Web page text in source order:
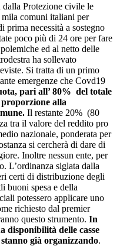
Protezione civile le
mila comuni italiani per
prima necessità a sostegno
poco più di 24 ore per fare
ed al netto delle
ha sollevato
Si tratta di un primo
emergenze che Covd19
pari all’ 80% del totale
alla
Il restante 20% (80
tra il valore del reddito pro
nazionale, ponderata per
si cercherà di dare di
Inoltre nessun ente, per
L’ordinanza siglata dalla
certi di distribuzione degli
buoni spesa e della
potessero applicare uno
richiesto dal premier
questo strumento. In
disponibilità delle casse
già organizzando.